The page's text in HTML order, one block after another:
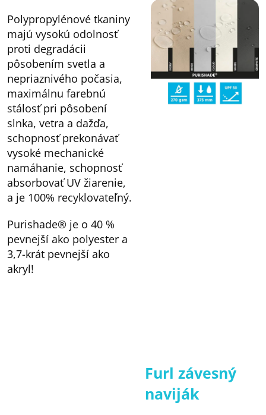
Polypropylénové tkaniny
majú vysokú odolnosť
proti degradácii
pôsobením svetla a
nepriaznivého počasia,
maximálnu farebnú
stálosť pri pôsobení
slnka, vetra a dažďa,
schopnosť prekonávať
vysoké mechanické
namáhanie, schopnosť
absorbovať UV žiarenie,
a je 100% recyklovateľný.
Purishade® je o 40 %
pevnejší ako polyester a
3,7-krát pevnejší ako
akryl!
Furl závesný
naviják